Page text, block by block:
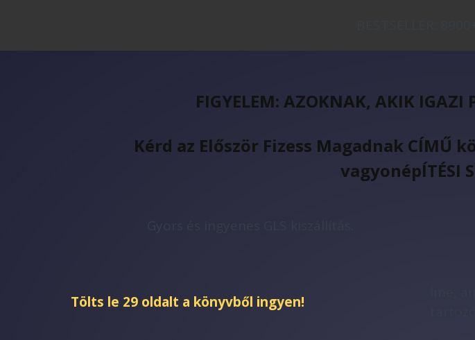
FIGYELEM: AZOKNAK, AKIK IGAZI
Kérd az Először Fizess Magadnak CÍMŰ
vagyonépÍTÉSI
Tölts le 29 oldalt a könyvből ingyen!